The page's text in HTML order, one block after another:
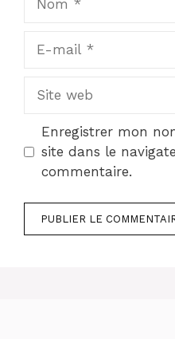
Site
Enregistrer mon
site dans le
commentaire.